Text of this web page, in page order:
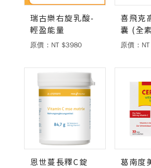
瑞古樂右旋乳酸-
輕盈能量
原價：NT $3980
喜飛克
囊 (全
原價：
恩世蔓長釋C錠 葛南度